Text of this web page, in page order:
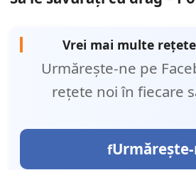
Vrei mai multe
Urmărește-ne pe
rețete noi în fiecare